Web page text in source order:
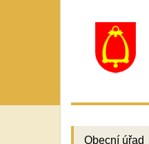
Obecní úřad